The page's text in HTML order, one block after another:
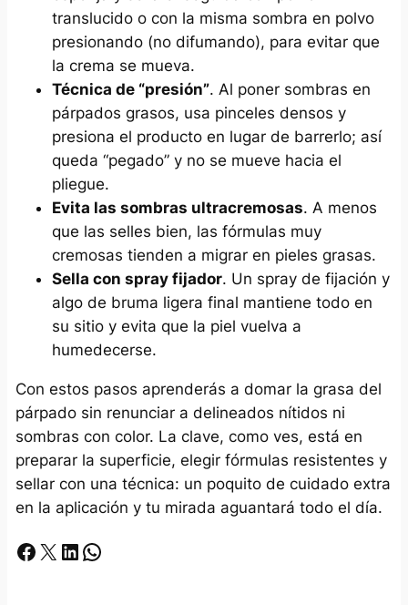
translucido o con la misma sombra en polvo
presionando (no difumando), para evitar que
la crema se mueva.
Técnica de “presión”. Al poner sombras en
párpados grasos, usa pinceles densos y
presiona el producto en lugar de barrerlo; así
queda “pegado” y no se mueve hacia el
pliegue.
Evita las sombras ultracremosas. A menos
que las selles bien, las fórmulas muy
cremosas tienden a migrar en pieles grasas.
Sella con spray fijador. Un spray de fijación y
algo de bruma ligera final mantiene todo en
su sitio y evita que la piel vuelva a
humedecerse.
Con estos pasos aprenderás a domar la grasa del
párpado sin renunciar a delineados nítidos ni
sombras con color. La clave, como ves, está en
preparar la superficie, elegir fórmulas resistentes y
sellar con una técnica: un poquito de cuidado extra
en la aplicación y tu mirada aguantará todo el día.
Facebook X LinkedIn Whatsapp